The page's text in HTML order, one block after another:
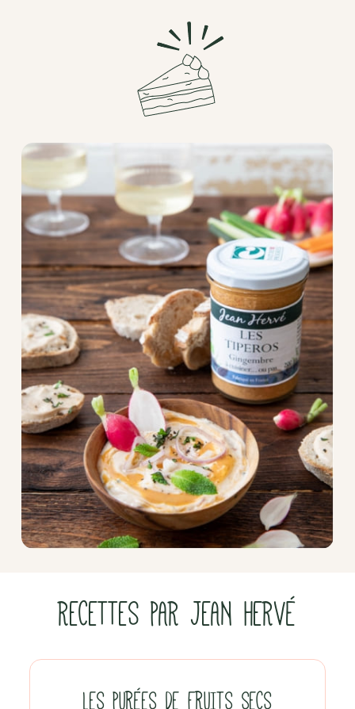
RECETTES PAR JEAN HERVÉ
LES PURÉES DE FRUITS SECS